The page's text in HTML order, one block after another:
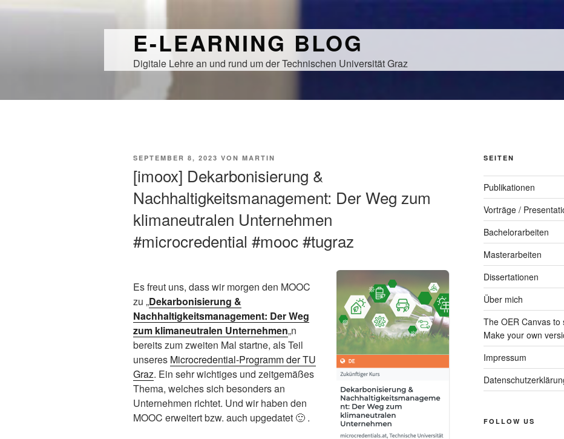
E-LEARNING BLOG
Digitale Lehre an und rund um der Technischen Universität Graz
VERÖFFENTLICHT
SEPTEMBER 8, 2023 VON MARTIN
[imoox] Dekarbonisierung &
Nachhaltigkeitsmanagement: Der Weg zum
klimaneutralen Unternehmen
#microcredential #mooc #tugraz
Es freut uns, dass wir morgen den MOOC
zu „Dekarbonisierung &
Nachhaltigkeitsmanagement: Der Weg
zum klimaneutralen Unternehmen„n
bereits zum zweiten Mal startne, als Teil
unseres Microcredential-Programm der TU
Graz. Ein sehr wichtiges und zeitgemäßes
Thema, welches sich besonders an
Unternehmen richtet. Und wir haben den
MOOC erweitert bzw. auch upgedatet 🙂 .
SEITEN
Publikationen
Vorträge /
Bachelorarbeiten
Masterarbeiten
Dissertationen
Über mich
The OER Canvas
Make your own
Impressum
FOLLOW US